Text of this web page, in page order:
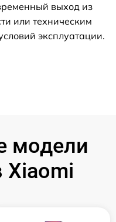
выход из
или техническим
эксплуатации.
модели
Xiaomi